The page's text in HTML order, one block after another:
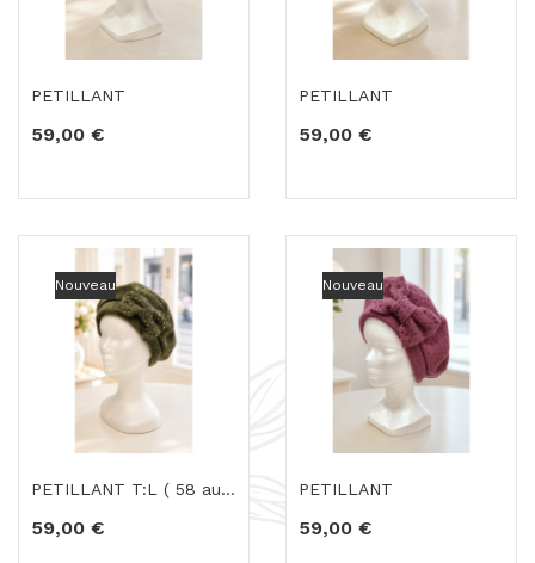
PETILLANT
59,00 €
PETILLANT
59,00 €
Nouveau
PETILLANT T:L ( 58 au 61 cm tour de tête)
59,00 €
Nouveau
PETILLANT
59,00 €